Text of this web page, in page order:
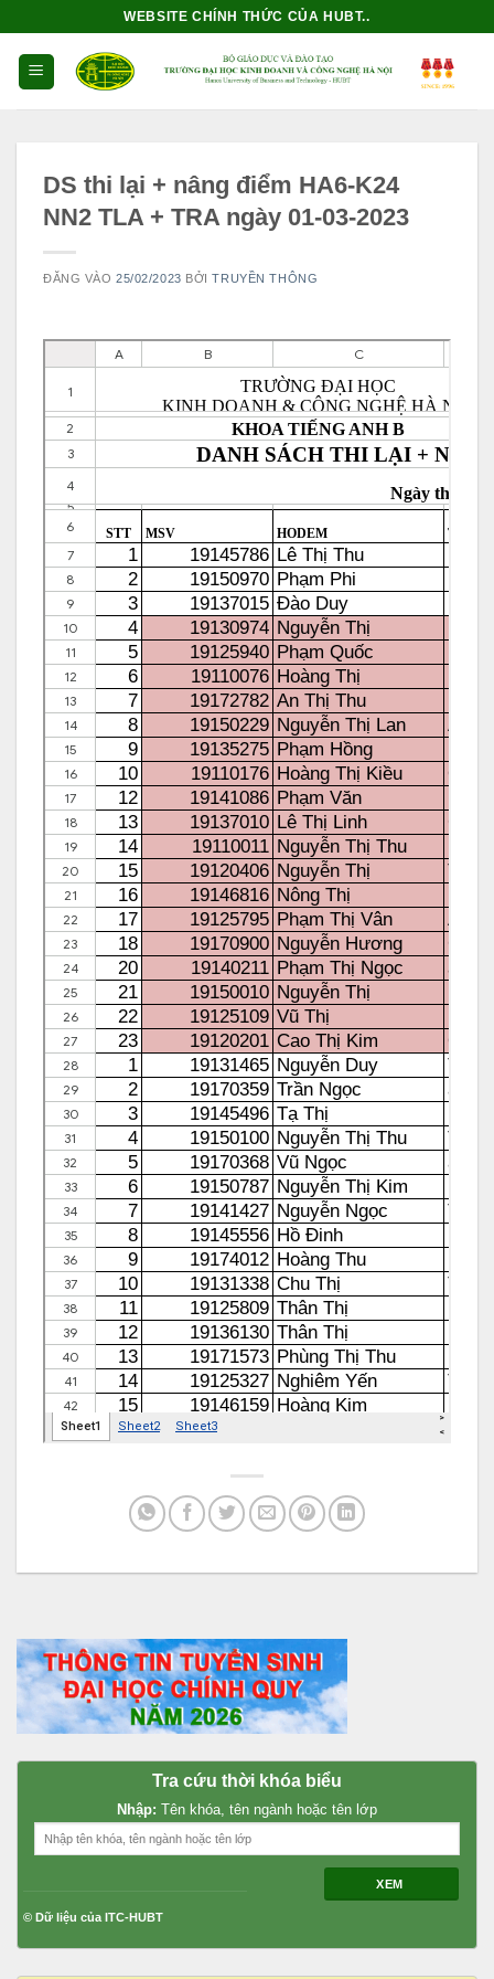
dung
WEBSITE CHÍNH THỨC CỦA HUBT..
DS thi lại + nâng điểm HA6-K24
NN2 TLA + TRA ngày 01-03-2023
ĐĂNG VÀO25/02/2023 BỞITRUYỀN THÔNG
Tra cứu thời khóa biểu
Nhập: Tên khóa, tên ngành hoặc tên lớp
XEM
© Dữ liệu của ITC-HUBT